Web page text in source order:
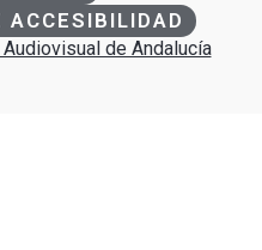
ACCESIBILIDAD
de Andalucía